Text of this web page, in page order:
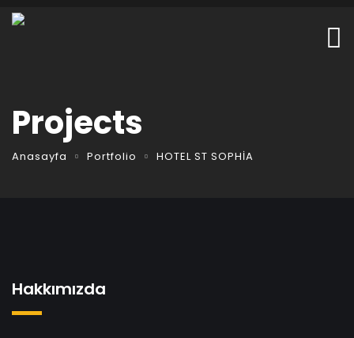
Projects
Anasayfa Portfolio HOTEL ST SOPHİA
Hakkımızda